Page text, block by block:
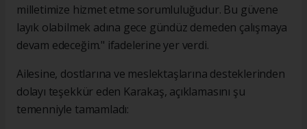
milletimize hizmet etme sorumluluğudur. Bu güvene
layık olabilmek adına gece gündüz demeden çalışmaya
devam edeceğim." ifadelerine yer verdi.
Ailesine, dostlarına ve meslektaşlarına desteklerinden
dolayı teşekkür eden Karakaş, açıklamasını şu
temenniyle tamamladı: